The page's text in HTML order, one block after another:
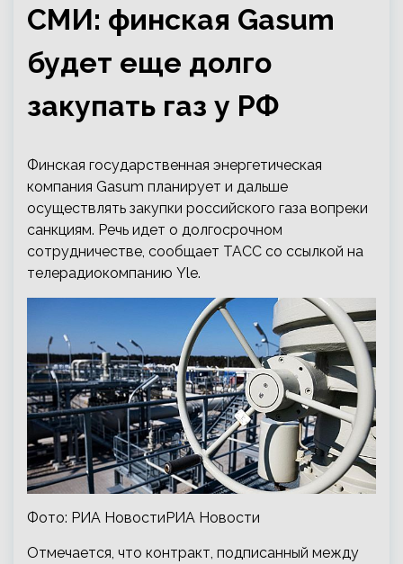
СМИ: финская Gasum
будет еще долго
закупать газ у РФ
Финская государственная энергетическая
компания Gasum планирует и дальше
осуществлять закупки российского газа вопреки
санкциям. Речь идет о долгосрочном
сотрудничестве, сообщает ТАСС со ссылкой на
телерадиокомпанию Yle.
Фото: РИА НовостиРИА Новости
Отмечается, что контракт, подписанный между